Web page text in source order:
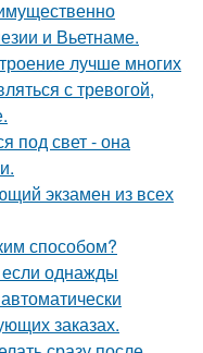
и Вьетнаме.
лучше многих
с тревогой,
под свет - она
экзамен из всех
способом?
однажды
заказах.